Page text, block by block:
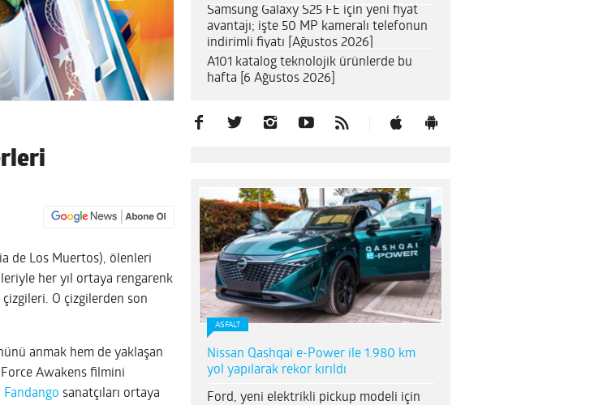
de Los Muertos), ölenleri
her yıl ortaya rengarenk
O çizgilerden son
anmak hem de yaklaşan
Awakens filmini
Fandango sanatçıları ortaya
Samsung Galaxy S25 FE için yeni fiyat
avantajı; işte 50 MP kameralı telefonun
indirimli fiyatı [Ağustos 2026]
A101 katalog teknolojik ürünlerde bu
hafta [6 Ağustos 2026]
ASFALT
Nissan Qashqai e-Power ile 1.980 km
yol yapılarak rekor kırıldı
Ford, yeni elektrikli pickup modeli için